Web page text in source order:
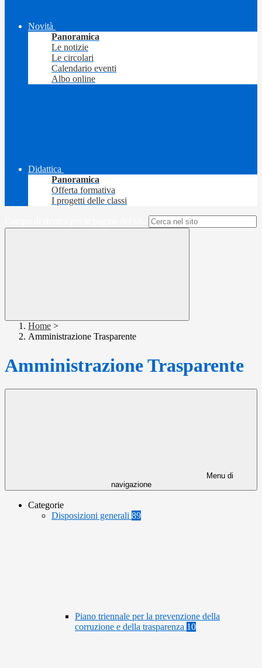
Novità
Panoramica
Le notizie
Le circolari
Calendario eventi
Albo online
Didattica
Panoramica
Offerta formativa
I progetti delle classi
Home >
Amministrazione Trasparente
Amministrazione Trasparente
Menu di
navigazione
Categorie
Disposizioni generali 89
Piano triennale per la prevenzione della
corruzione e della trasparenza 10